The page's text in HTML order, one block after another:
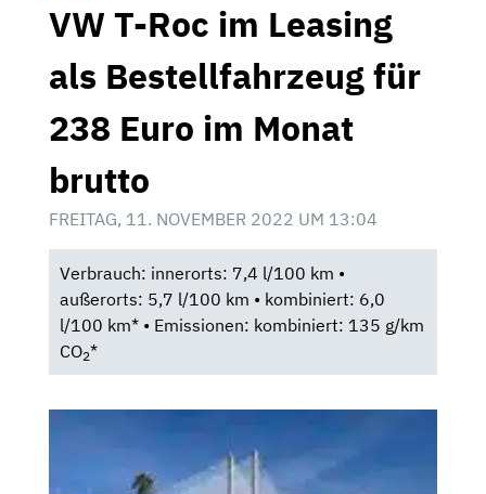
VW T-Roc im Leasing
als Bestellfahrzeug für
238 Euro im Monat
brutto
FREITAG, 11. NOVEMBER 2022 UM 13:04
Verbrauch: innerorts: 7,4 l/100 km •
außerorts: 5,7 l/100 km • kombiniert: 6,0
l/100 km* • Emissionen: kombiniert: 135 g/km
CO2*